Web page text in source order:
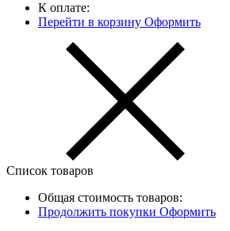
К оплате:
Перейти в корзину Оформить
Список товаров
Общая стоимость товаров:
Продолжить покупки Оформить